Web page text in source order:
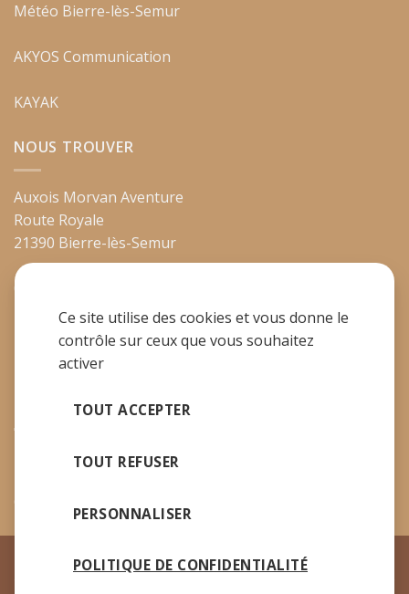
Météo Bierre-lès-Semur
AKYOS Communication
KAYAK
NOUS TROUVER
Auxois Morvan Aventure
Route Royale
21390 Bierre-lès-Semur
06 74 18 93 09
MENTIONS LÉGALES
EURL Auxois Morvan Aventure
Capital Social 5000€
ACTIVITÉS TARIFS ABONNEMENTS
NOS PACKS
RÉSERVATION
ACCÈS/CONTACT
Ce site utilise des cookies et vous donne le
contrôle sur ceux que vous souhaitez
activer
TOUT ACCEPTER
TOUT REFUSER
PERSONNALISER
POLITIQUE DE CONFIDENTIALITÉ